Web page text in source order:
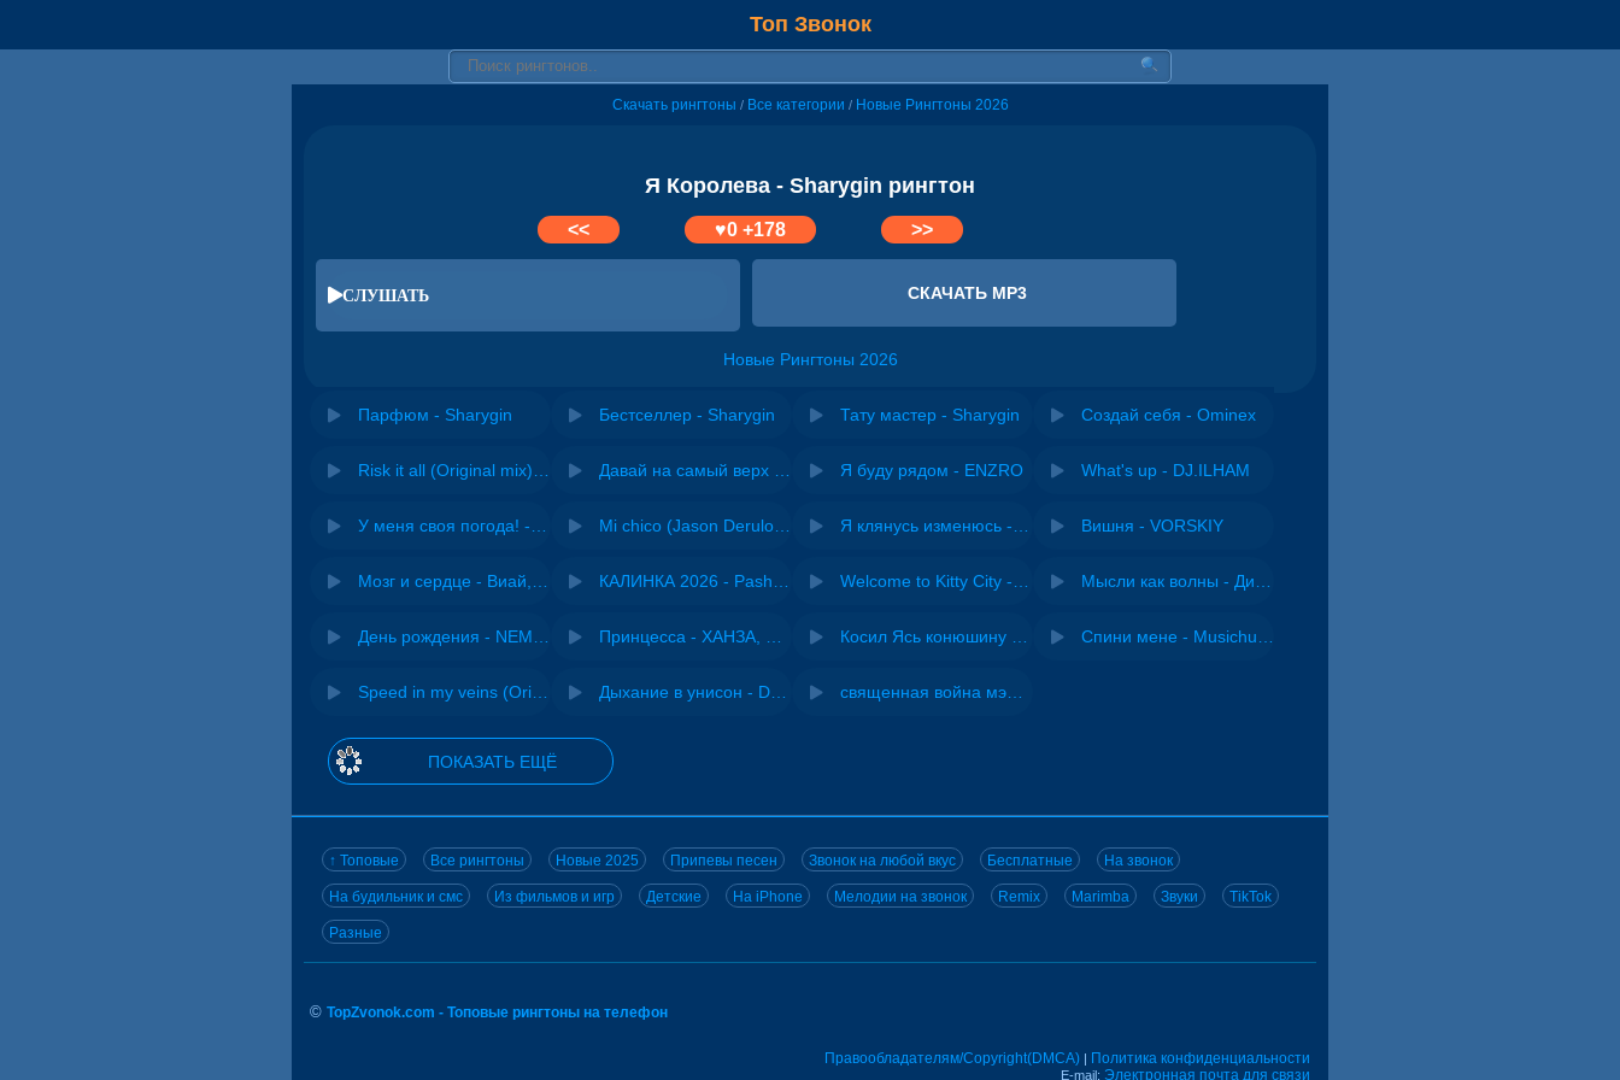
Топ Звонок
Скачать рингтоны / Все категории / Новые Рингтоны 2026
Я Королева - Sharygin рингтон
<< ♥0+178 >>
СЛУШАТЬ СКАЧАТЬ MP3
Новые Рингтоны 2026
Парфюм - Sharygin Бестселлер - Sharygin Тату мастер - Sharygin Создай себя - Ominex
Я буду рядом - ENZRO What's up - DJ.ILHAM
Вишня - VORSKIY
ПОКАЗАТЬ ЕЩЁ
↑ Топовые Все рингтоны Новые 2025 Припевы песен Звонок на любой вкус Бесплатные На звонок
На будильник и смс Из фильмов и игр Детские На iPhone Мелодии на звонок Remix Marimba Звуки TikTok
Разные
© TopZvonok.com - Топовые рингтоны на телефон
Правообладателям/Copyright(DMCA) | Политика конфиденциальности
E-mail: Электронная почта для связи